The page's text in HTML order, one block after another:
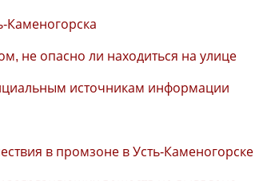
Каменогорска
не опасно ли находиться на улице
источникам информации
в промзоне в Усть-Каменогорске